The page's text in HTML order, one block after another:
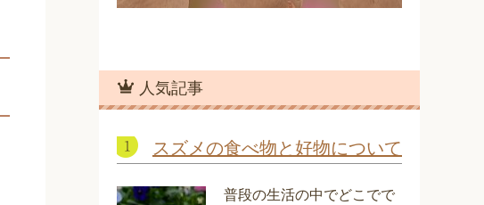
人気記事
スズメの食べ物と好物について
普段の生活の中でどこでで